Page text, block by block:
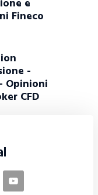
e
Fineco
-
Opinioni
CFD